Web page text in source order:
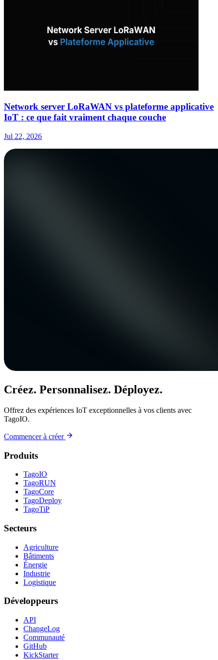
Network server LoRaWAN vs plateforme applicative
IoT : ce que fait vraiment chaque couche
Jul 22, 2026
Créez. Personnalisez. Déployez.
Offrez des expériences IoT exceptionnelles à vos clients avec
TagoIO.
Commencer à créer
Produits
TagoIO
TagoRUN
TagoCore
TagoDeploy
TagoTiP
Secteurs
Agriculture
Bâtiments
Énergie
Industrie
Logistique
Développeurs
API
ChangeLog
Communauté
GitHub
KickStarter